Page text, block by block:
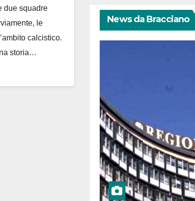
due squadre
le
calcistico.
storia…
News da Bracciano